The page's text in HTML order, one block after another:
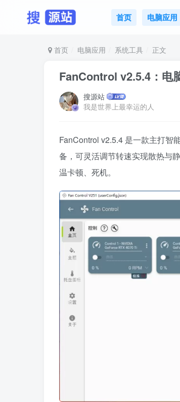
首页 电脑应用
首页 电脑应用 系统工具 正文
FanControl v2.5.4：电
搜源站
我是世界上最幸运的人
FanControl v2.5.4 是一款主打智
备，可灵活调节转速实现散热与
温卡顿、死机。